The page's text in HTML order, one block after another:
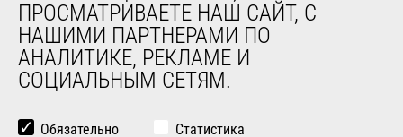
История
General Terms and Conditions of Sale
ДРУГИЕ САЙТЫ ГРУППЫ
ПРОСМАТРИВАЕТЕ НАШ САЙТ, С
НАШИМИ ПАРТНЕРАМИ ПО
АНАЛИТИКЕ, РЕКЛАМЕ И
СОЦИАЛЬНЫМ СЕТЯМ.
Обязательно
Статистика